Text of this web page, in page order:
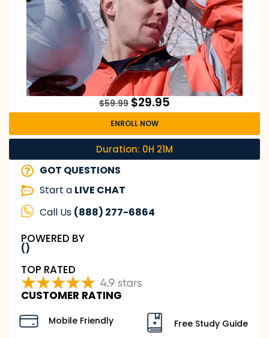
$59.99 $29.95
ENROLL NOW
Duration: 0H 21M
GOT QUESTIONS
Start a LIVE CHAT
Call Us (888) 277-6864
POWERED BY
()
TOP RATED
CUSTOMER RATING
Mobile Friendly
Free Study Guide